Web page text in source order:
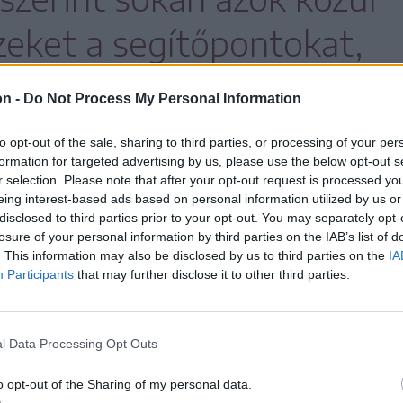
- Do Not Process My Personal Information
opt-out of the sale, sharing to third parties, or processing of your
for targeted advertising by us, please use the below opt-out
selection. Please note that after your opt-out request is processed
interest-based ads based on personal information utilized by us
to third parties prior to your opt-out. You may separately
of your personal information by third parties on the IAB’s list of
This information may also be disclosed by us to third parties on the
Participants that may further disclose it to other third parties.
Data Processing Opt Outs
opt-out of the Sharing of my personal data.
a segítőpontokat,
otthon az
valamiért nem jártak
hogy a regisztrálást visszaigazoló e-
igazolja, viszont aki letöltötte a hivatalos
úgy tekintheti, hogy az
ki.